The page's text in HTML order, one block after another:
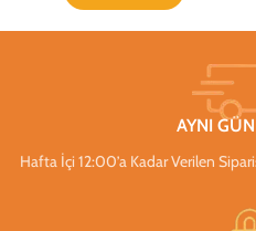
AYNI
Hafta İçi 12:00’a Kadar Verilen